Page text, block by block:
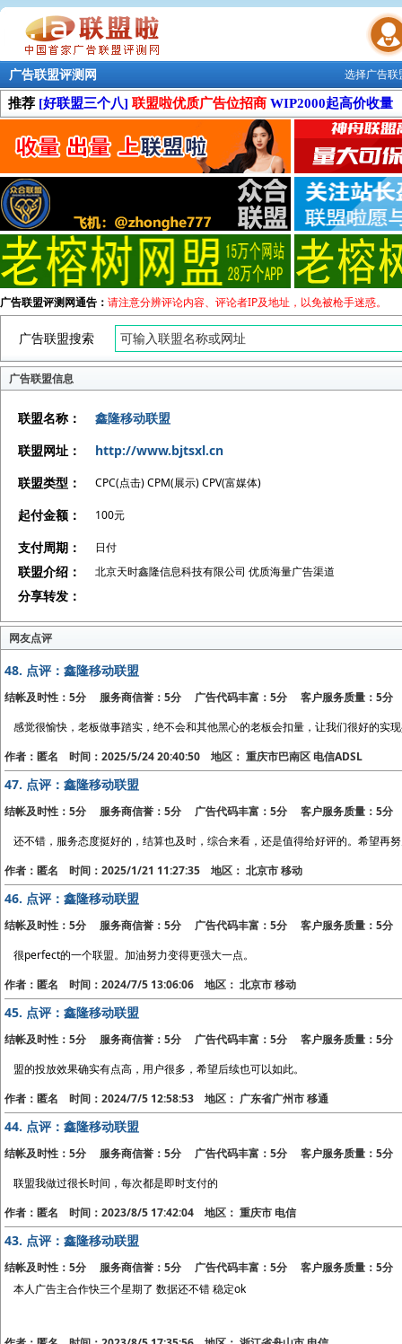
联盟学院
选择广告
广告联盟评测网
推荐 [好联盟三个八] 联盟啦优质广告位招商 WIP2000起高价收量
广告联盟评测网通告： 请注意分辨评论内容、评论者IP及地址，以免被枪手迷惑。
广告联盟搜索
广告联盟信息
联盟名称：
鑫隆移动联盟
联盟网址：
http://www.bjtsxl.cn
联盟类型：
CPC(点击) CPM(展示) CPV(富媒体)
起付金额： 100元
支付周期： 日付
联盟介绍： 北京天时鑫隆信息科技有限公司 优质海量广告渠道
分享转发：
网友点评
48. 点评：鑫隆移动联盟
结帐及时性：5分 服务商信誉：5分 广告代码丰富：5分 客户服务质量：5分
感觉很愉快，老板做事踏实，绝不会和其他黑心的老板会扣量，让我们很好的实
作者：匿名 时间：2025/5/24 20:40:50 地区： 重庆市巴南区 电信ADSL
47. 点评：鑫隆移动联盟
结帐及时性：5分 服务商信誉：5分 广告代码丰富：5分 客户服务质量：5分
还不错，服务态度挺好的，结算也及时，综合来看，还是值得给好评的。希望再
作者：匿名 时间：2025/1/21 11:27:35 地区： 北京市 移动
46. 点评：鑫隆移动联盟
结帐及时性：5分 服务商信誉：5分 广告代码丰富：5分 客户服务质量：5分
很perfect的一个联盟。加油努力变得更强大一点。
作者：匿名 时间：2024/7/5 13:06:06 地区： 北京市 移动
45. 点评：鑫隆移动联盟
结帐及时性：5分 服务商信誉：5分 广告代码丰富：5分 客户服务质量：5分
盟的投放效果确实有点高，用户很多，希望后续也可以如此。
作者：匿名 时间：2024/7/5 12:58:53 地区： 广东省广州市 移通
44. 点评：鑫隆移动联盟
结帐及时性：5分 服务商信誉：5分 广告代码丰富：5分 客户服务质量：5分
联盟我做过很长时间，每次都是即时支付的
作者：匿名 时间：2023/8/5 17:42:04 地区： 重庆市 电信
43. 点评：鑫隆移动联盟
结帐及时性：5分 服务商信誉：5分 广告代码丰富：5分 客户服务质量：5分
本人广告主合作快三个星期了 数据还不错 稳定ok